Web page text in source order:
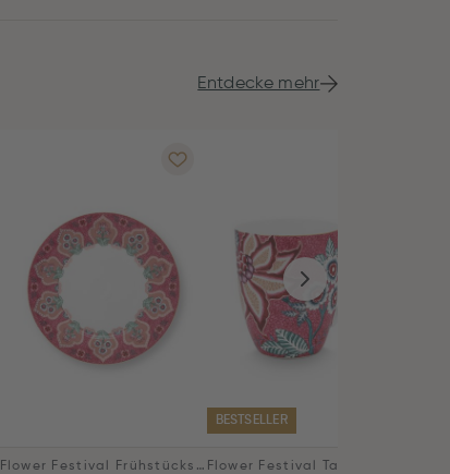
Entdecke mehr
Flower Festival Frühstücksteller Dunkelrosa 21 cm
BESTSELLER